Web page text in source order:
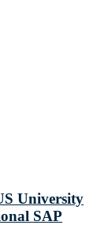
University
SAP